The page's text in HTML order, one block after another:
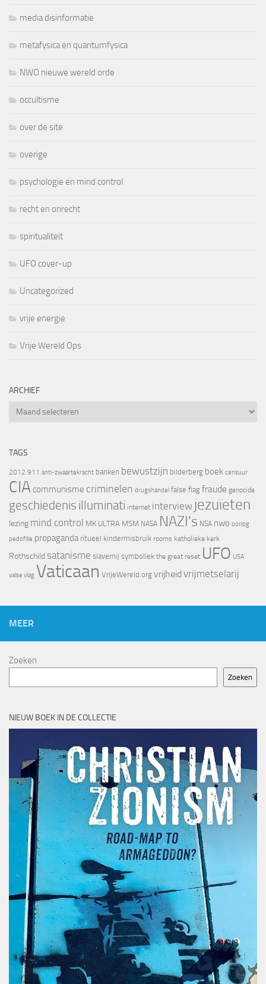
media disinformatie
metafysica en quantumfysica
NWO nieuwe wereld orde
occultisme
over de site
overige
psychologie en mind control
recht en onrecht
spiritualiteit
UFO cover-up
Uncategorized
vrije energie
Vrije Wereld Ops
ARCHIEF
Archief
TAGS
2012 911 anti-zwaartekracht banken bewustzijn bilderberg boek censuur
CIA communisme criminelen drugshandel false flag fraude genocide
geschiedenis illuminati internet interview jezuïeten
lezing mind control MK ULTRA MSM NASA NAZI's NSA nwo oorlog
pedofilie propaganda ritueel kindermisbruik rooms katholieke kerk
Rothschild satanisme slavernij symboliek the great reset UFO USA
valse vlag Vaticaan VrijeWereld.org vrijheid vrijmetselarij
MEER
Zoeken
Zoeken
NIEUW BOEK IN DE COLLECTIE